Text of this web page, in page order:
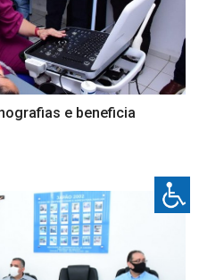
e beneficia